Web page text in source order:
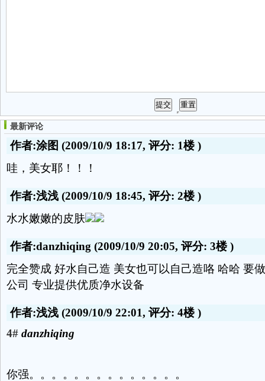
最新评论
作者:涂图 (2009/10/9 18:17, 评分: 1楼)
哇，美女耶！！！
作者:浅浅 (2009/10/9 18:45, 评分: 2楼)
水水嫩嫩的皮肤
作者:danzhiqing (2009/10/9 20:05, 评分: 3楼)
完全赞成 好水自己造 美女也可以自己造咯 哈哈 要
公司 专业提供优质净水设备
作者:浅浅 (2009/10/9 22:01, 评分: 4楼)
4# danzhiqing
你强。。。。。。。。。。。。。。